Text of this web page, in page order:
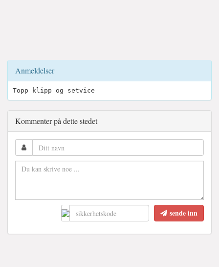
Anmeldelser
Topp klipp og setvice
Kommenter på dette stedet
sende inn